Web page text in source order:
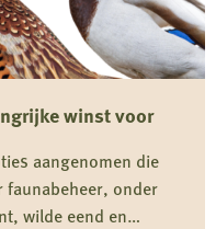
winst voor
aangenomen die
onder
wilde eend en